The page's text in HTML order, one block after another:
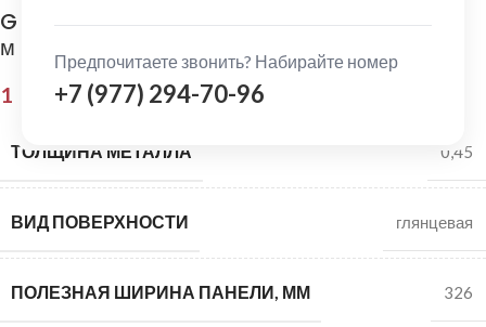
Предпочитаете звонить? Набирайте номер
+7 (977) 294-70-96
Grand Line: Софит без перфорации Pe 0,45
мм RR 32
1 034,00 ₽
ТОЛЩИНА МЕТАЛЛА 0,45
ВИД ПОВЕРХНОСТИ глянцевая
ПОЛЕЗНАЯ ШИРИНА ПАНЕЛИ, ММ 326